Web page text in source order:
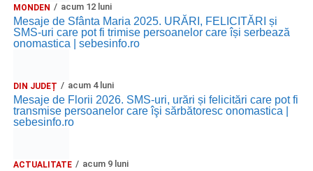
MONDEN acum 12 luni
Mesaje de Sfânta Maria 2025. URĂRI, FELICITĂRI și
SMS-uri care pot fi trimise persoanelor care își serbează
onomastica | sebesinfo.ro
DIN JUDEȚ acum 4 luni
Mesaje de Florii 2026. SMS-uri, urări și felicitări care pot fi
transmise persoanelor care îşi sărbătoresc onomastica |
sebesinfo.ro
ACTUALITATE acum 9 luni